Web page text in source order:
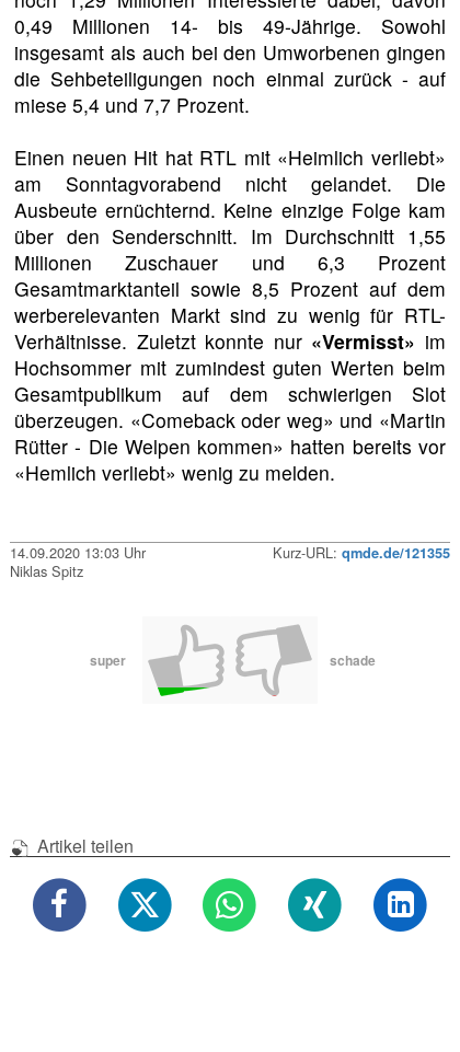
0,49 Millionen 14- bis 49-Jährige. Sowohl
insgesamt als auch bei den Umworbenen gingen
die Sehbeteiligungen noch einmal zurück - auf
miese 5,4 und 7,7 Prozent.
Einen neuen Hit hat RTL mit «Heimlich verliebt»
am Sonntagvorabend nicht gelandet. Die
Ausbeute ernüchternd. Keine einzige Folge kam
über den Senderschnitt. Im Durchschnitt 1,55
Millionen Zuschauer und 6,3 Prozent
Gesamtmarktanteil sowie 8,5 Prozent auf dem
werberelevanten Markt sind zu wenig für RTL-
Verhältnisse. Zuletzt konnte nur «Vermisst» im
Hochsommer mit zumindest guten Werten beim
Gesamtpublikum auf dem schwierigen Slot
überzeugen. «Comeback oder weg» und «Martin
Rütter - Die Welpen kommen» hatten bereits vor
«Hemlich verliebt» wenig zu melden.
14.09.2020 13:03 Uhr Kurz-URL: qmde.de/121355
Niklas Spitz
super schade
Artikel teilen